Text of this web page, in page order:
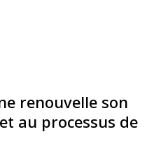
renouvelle son
au processus de